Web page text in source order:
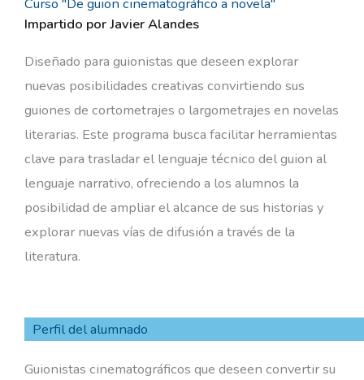
Impartido por Javier Alandes
Diseñado para guionistas que deseen explorar
nuevas posibilidades creativas convirtiendo sus
guiones de cortometrajes o largometrajes en novelas
literarias. Este programa busca facilitar herramientas
clave para trasladar el lenguaje técnico del guion al
lenguaje narrativo, ofreciendo a los alumnos la
posibilidad de ampliar el alcance de sus historias y
explorar nuevas vías de difusión a través de la
literatura.
Perfil del alumnado
Guionistas cinematográficos que deseen convertir su